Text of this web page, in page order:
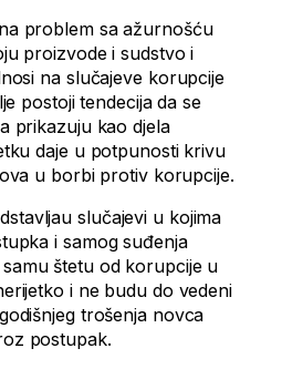
problem sa ažurnošću
proizvode i sudstvo i
na slučajeve korupcije
postoji tendecija da se
prikazuju kao djela
daje u potpunosti krivu
u borbi protiv korupcije.
slučajevi u kojima
i samog suđenja
štetu od korupcije u
i ne budu do vedeni
trošenja novca
postupak.